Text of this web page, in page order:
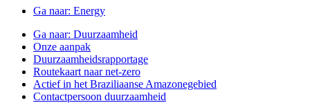
Ga naar: Energy
Ga naar: Duurzaamheid
Onze aanpak
Duurzaamheidsrapportage
Routekaart naar net-zero
Actief in het Braziliaanse Amazonegebied
Contactpersoon duurzaamheid